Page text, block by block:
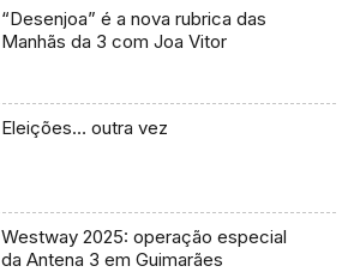
“Desenjoa” é a nova rubrica das
Manhãs da 3 com Joa Vitor
Eleições… outra vez
Westway 2025: operação especial
da Antena 3 em Guimarães